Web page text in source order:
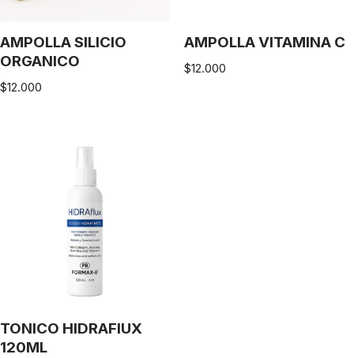
AMPOLLA SILICIO
ORGANICO
$12.000
AMPOLLA VITAMINA C
$12.000
TONICO HIDRAFlUX
120ML